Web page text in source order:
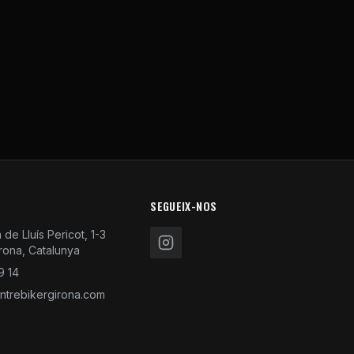
de Lluís Pericot, 1-3
Catalunya
14
SEGUEIX-NOS